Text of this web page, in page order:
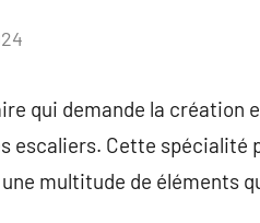
qui demande la création
escaliers. Cette spécialité
multitude de éléments